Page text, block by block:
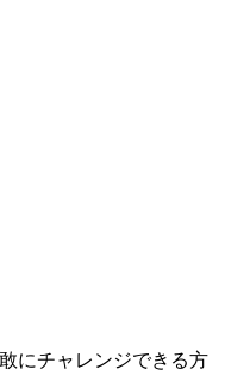
にチャレンジできる方